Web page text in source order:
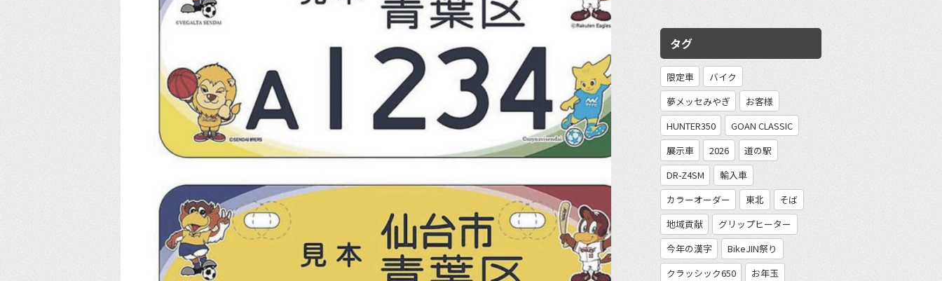
タグ
限定車
バイク
夢メッセみやぎ
お客様
HUNTER350
GOAN CLASSIC
展示車
2026
道の駅
DR-Z4SM
輸入車
カラーオーダー
東北
そば
地域貢献
グリップヒーター
今年の漢字
BikeJIN祭り
クラッシック650
お年玉